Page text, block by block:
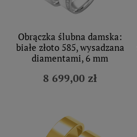
Obrączka ślubna damska:
białe złoto 585, wysadzana
diamentami, 6 mm
8 699,00 zł